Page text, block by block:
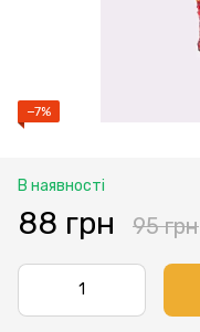
−7%
В наявності
88 грн 95 грн